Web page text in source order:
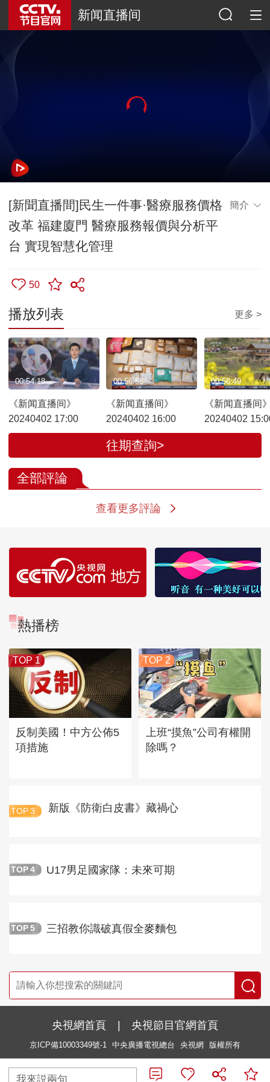
新闻直播间
[新聞直播間]民生一件事·醫療服務價格
改革 福建廈門 醫療服務報價與分析平
台 實現智慧化管理
簡介
50
播放列表 更多 >
《新闻直播间》
20240402 17:00
00:54:18
《新闻直播间》
20240402 16:00
00:56:58
《新闻直播间
20240402
00:56:49
往期查詢>
全部評論
查看更多評論
熱播榜
TOP 1
反制美國！中方公佈5
項措施
TOP 2
上班“摸魚”公司有權開
除嗎？
TOP 3 新版《防衛白皮書》藏禍心
TOP 4 U17男足國家隊：未來可期
TOP 5 三招教你識破真假全麥麵包
我來説兩句
央視網首頁 | 央視節目官網首頁
京ICP備10003349號-1 中央廣播電視總台 央視網 版權所有